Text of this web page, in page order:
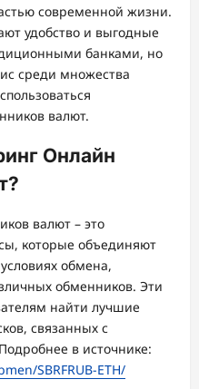
современной жизни.
удобство и выгодные
банками, но
среди множества
валют.
Онлайн
валют – это
которые объединяют
обмена,
обменников. Эти
найти лучшие
связанных с
в источнике:
SBRFRUB-ETH/